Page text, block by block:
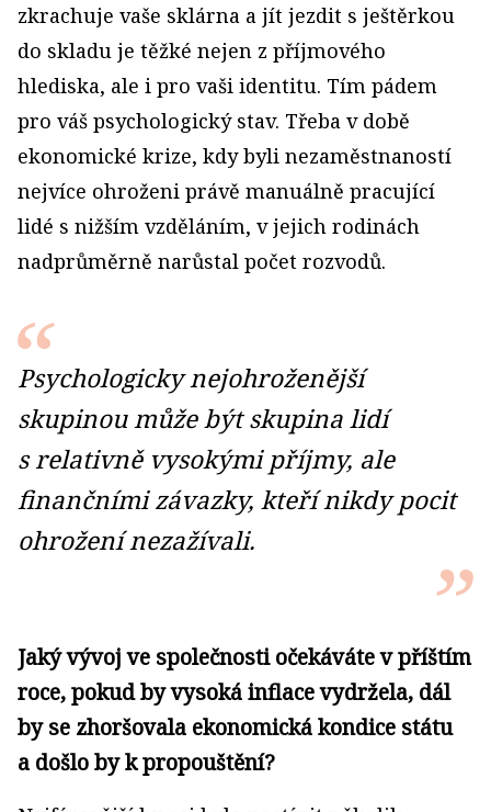
zkrachuje vaše sklárna a jít jezdit s ještěrkou
do skladu je těžké nejen z příjmového
hlediska, ale i pro vaši identitu. Tím pádem
pro váš psychologický stav. Třeba v době
ekonomické krize, kdy byli nezaměstnaností
nejvíce ohroženi právě manuálně pracující
lidé s nižším vzděláním, v jejich rodinách
nadprůměrně narůstal počet rozvodů.
Psychologicky nejohroženější
skupinou může být skupina lidí
s relativně vysokými příjmy, ale
finančními závazky, kteří nikdy pocit
ohrožení nezažívali.
Jaký vývoj ve společnosti očekáváte v příštím
roce, pokud by vysoká inflace vydržela, dál
by se zhoršovala ekonomická kondice státu
a došlo by k propouštění?